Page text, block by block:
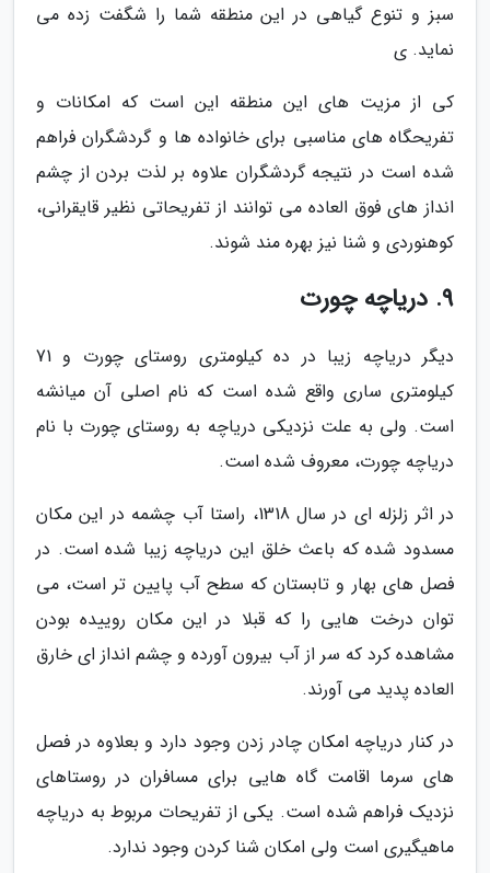
سبز و تنوع گیاهی در این منطقه شما را شگفت زده می
نماید. ی
کی از مزیت های این منطقه این است که امکانات و
تفریحگاه های مناسبی برای خانواده ها و گردشگران فراهم
شده است در نتیجه گردشگران علاوه بر لذت بردن از چشم
انداز های فوق العاده می توانند از تفریحاتی نظیر قایقرانی،
کوهنوردی و شنا نیز بهره مند شوند.
9. دریاچه چورت
دیگر دریاچه زیبا در ده کیلومتری روستای چورت و 71
کیلومتری ساری واقع شده است که نام اصلی آن میانشه
است. ولی به علت نزدیکی دریاچه به روستای چورت با نام
دریاچه چورت، معروف شده است.
در اثر زلزله ای در سال 1318، راستا آب چشمه در این مکان
مسدود شده که باعث خلق این دریاچه زیبا شده است. در
فصل های بهار و تابستان که سطح آب پایین تر است، می
توان درخت هایی را که قبلا در این مکان روییده بودن
مشاهده کرد که سر از آب بیرون آورده و چشم انداز ای خارق
العاده پدید می آورند.
در کنار دریاچه امکان چادر زدن وجود دارد و بعلاوه در فصل
های سرما اقامت گاه هایی برای مسافران در روستاهای
نزدیک فراهم شده است. یکی از تفریحات مربوط به دریاچه
ماهیگیری است ولی امکان شنا کردن وجود ندارد.